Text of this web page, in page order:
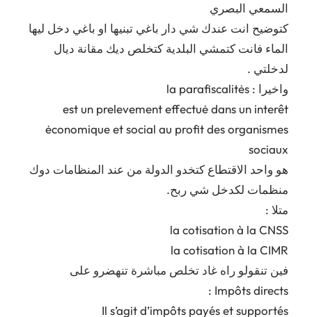
السمعي البصري
كتوضيح انت عندك شي دار باغي تبنيها او باغي دخل ليها
الماء فانت كتمشي البلدية كتخلص ديك مقانة ديال
لدخلتي .
واخيرا : la parafiscalitės
est un prelevement effectuė dans un interêt
ėconomique et social au profit des organismes
sociaux
هو واحد الاقتطاع كتخدو الدولة من عند المنظامات دوك
منظمات لكدخل شي ربح.
متلا :
la cotisation à la CNSS
la cotisation à la CIMR
فين تنقولو راه غاد تخلص مباشرة تنهضرو على
Impôts directs :
Il s’agit d’impôts payés et supportés